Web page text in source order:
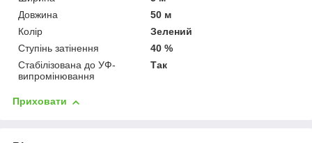
Довжина
50 м
Колір
Зелений
Ступінь затінення
40 %
Стабілізована до УФ-
випромінювання
Так
Приховати